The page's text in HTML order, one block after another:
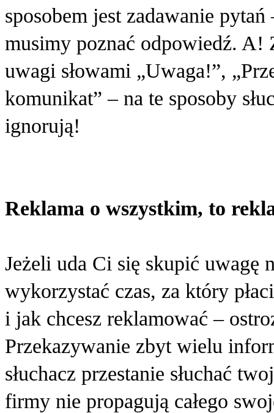
sposobem jest zadawanie
musimy poznać odpowiedź. A!
uwagi słowami „Uwaga!”,
komunikat” – na te sposoby
ignorują!
Reklama o wszystkim, to
Jeżeli uda Ci się skupić uwagę
wykorzystać czas, za który
i jak chcesz reklamować –
Przekazywanie zbyt wielu
słuchacz przestanie słuchać
firmy nie propagują całego